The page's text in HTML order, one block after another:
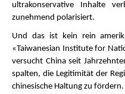
ultrakonservative Inhalte
zunehmend polarisiert.
Und das ist kein rein
«Taiwanesian Institute for
versucht China seit
spalten, die Legitimität der
chinesische Haltung zu